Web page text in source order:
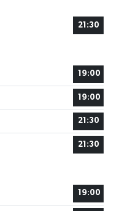
21:30
19:00
19:00
21:30
21:30
19:00